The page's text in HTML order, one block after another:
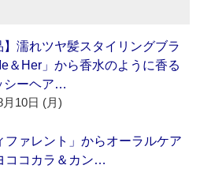
】濡れツヤ髪スタイリングブラ
＆Her」から香水のように香る
シーヘア…
月10日 (月)
ファレント」からオーラルケア
コカラ＆カン…